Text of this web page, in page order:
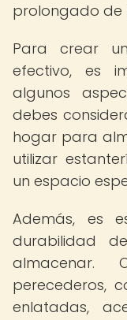
prolongado de
Para crear
efectivo, es
algunos
debes
hogar para
utilizar
un espacio
Además, es
durabilidad
almacenar.
perecederos,
enlatadas,